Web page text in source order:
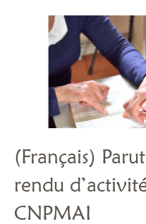
(Français)
rendu
CNPMAI